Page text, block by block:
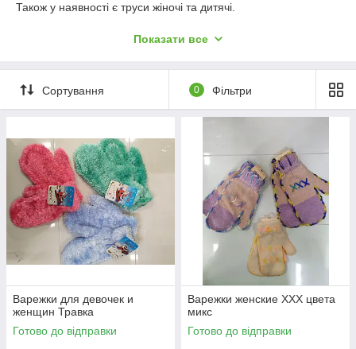
Також у наявності є труси жіночі та дитячі.
головній сторінці, а також хочу звернути вашу увагу на групу:
Показати все
Сортування 0 Фільтри
Варежки для девочек и
женщин Травка
Готово до відправки
Варежки женские ХХХ цвета
микс
Готово до відправки